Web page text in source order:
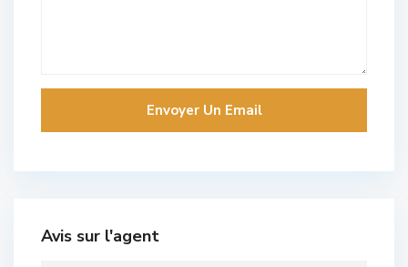
Avis sur l'agent